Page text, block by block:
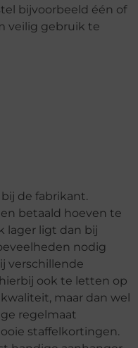
bijvoorbeeld één of
veilig gebruik te
de fabrikant.
betaald hoeven te
lager ligt dan bij
nodig
verschillende
ook te letten op
maar dan wel
regelmaat
staffelkortingen.